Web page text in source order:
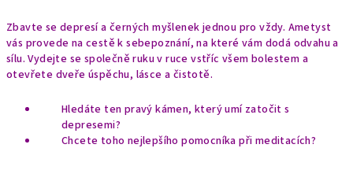
Zbavte se depresí a černých myšlenek jednou pro vždy. Ametyst
vás provede na cestě k sebepoznání, na které vám dodá odvahu a
sílu. Vydejte se společně ruku v ruce vstříc všem bolestem a
otevřete dveře úspěchu, lásce a čistotě.
Hledáte ten pravý kámen, který umí zatočit s
depresemi?
Chcete toho nejlepšího pomocníka při meditacích?
R
M
A